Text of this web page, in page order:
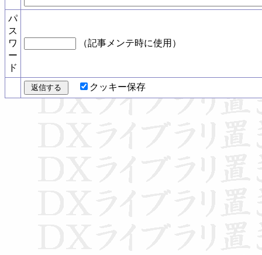
パ
ス
ワ
ー
ド
（記事メンテ時に使用）
クッキー保存